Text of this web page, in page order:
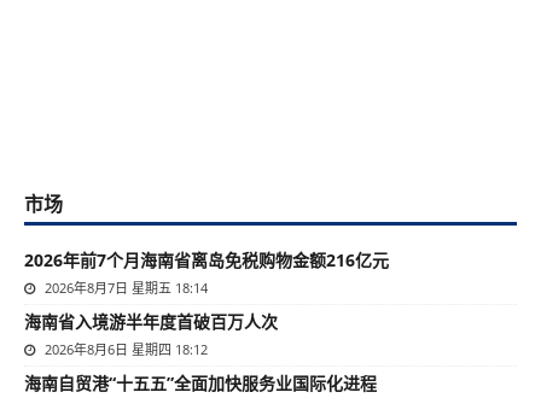
市场
2026年前7个月海南省离岛免税购物金额216亿元
2026年8月7日 星期五 18:14
海南省入境游半年度首破百万人次
2026年8月6日 星期四 18:12
海南自贸港“十五五”全面加快服务业国际化进程